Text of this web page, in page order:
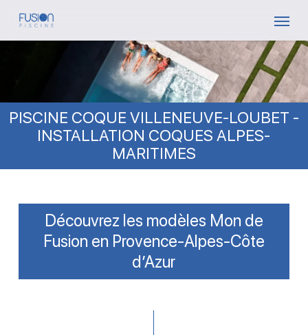
Skip
PISCINE COQUE VILLENEUVE-LOUBET -
INSTALLATION COQUES ALPES-
MARITIMES
Découvrez les modèles Mon de
Fusion en Provence-Alpes-Côte
d’Azur